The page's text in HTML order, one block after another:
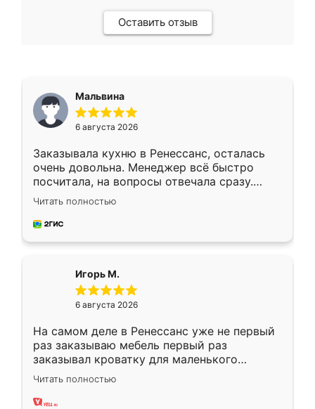
Оставить отзыв
Мальвина
6 августа 2026
Заказывала кухню в Ренессанс, осталась
очень довольна. Менеджер всё быстро
посчитала, на вопросы отвечала сразу.
Замерщик приехал в субботу, подошёл к
делу со всей ответственностью. Собрали
за день, ребята работали аккуратно, даже
Читать полностью
Игорь М.
6 августа 2026
На самом деле в Ренессанс уже не первый
раз заказываю мебель первый раз
заказывал кроватку для маленького
ребёнка при его рождении ,во второй раз
заказал шкаф-купе. По качеству очень
хорошее сборка достаточно быстрая,
Читать полностью